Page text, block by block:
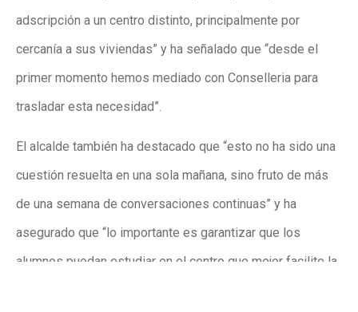
adscripción a un centro distinto, principalmente por
cercanía a sus viviendas” y ha señalado que “desde el
primer momento hemos mediado con Conselleria para
trasladar esta necesidad”.
El alcalde también ha destacado que “esto no ha sido una
cuestión resuelta en una sola mañana, sino fruto de más
de una semana de conversaciones continuas” y ha
asegurado que “lo importante es garantizar que los
alumnos puedan estudiar en el centro que mejor facilite la